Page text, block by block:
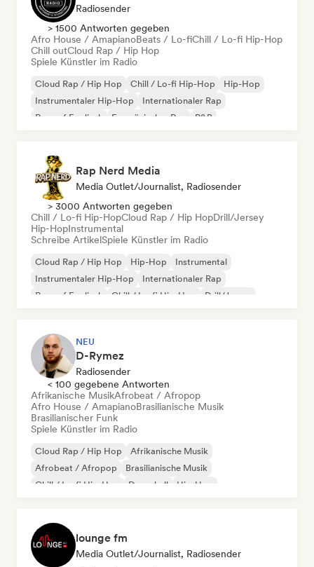
Radiosender
> 1500 Antworten gegeben
Afro House / AmapianoBeats / Lo-fiChill / Lo-fi Hip-Hop
Chill outCloud Rap / Hip Hop
Spiele Künstler im Radio
Cloud Rap / Hip Hop Chill / Lo-fi Hip-Hop
Hip-Hop
Instrumentaler Hip-Hop
Internationaler Rap
Rap auf Englisch
Französischer Rap R&B
Rap Nerd Media
Media Outlet/Journalist, Radiosender
> 3000 Antworten gegeben
Chill / Lo-fi Hip-HopCloud Rap / Hip HopDrill/Jersey
Hip-HopInstrumental
Schreibe ArtikelSpiele Künstler im Radio
Cloud Rap / Hip Hop Hip-Hop
Instrumental
Instrumentaler Hip-Hop
Internationaler Rap
Rap auf Englisch
Chill / Lo-fi Hip-Hop Drill/Jersey
NEU
D-Rymez
Radiosender
< 100 gegebene Antworten
Afrikanische MusikAfrobeat / Afropop
Afro House / AmapianoBrasilianische Musik
Brasilianischer Funk
Spiele Künstler im Radio
Cloud Rap / Hip Hop
Afrikanische Musik
Afrobeat / Afropop
Brasilianische Musik
Chill / Lo-fi Hip-Hop
Dancehall
Hip-Hop
lounge fm
Media Outlet/Journalist, Radiosender